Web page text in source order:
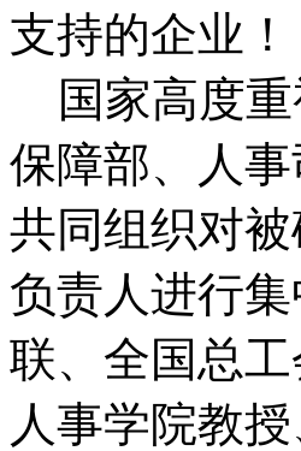
支持的企业！
国家高度重
保障部、人
共同组织对
负责人进行
联、全国总
人事学院教